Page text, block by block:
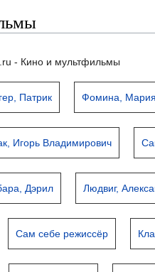
- Кино и мультфильмы
Патрик Фомина,
Игорь Владимирович
Дэрил Людвиг,
Сам себе режиссёр